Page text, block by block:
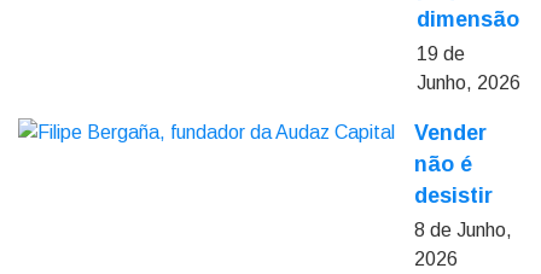
dimensão
19 de
Junho, 2026
Vender
não é
desistir
8 de Junho,
2026